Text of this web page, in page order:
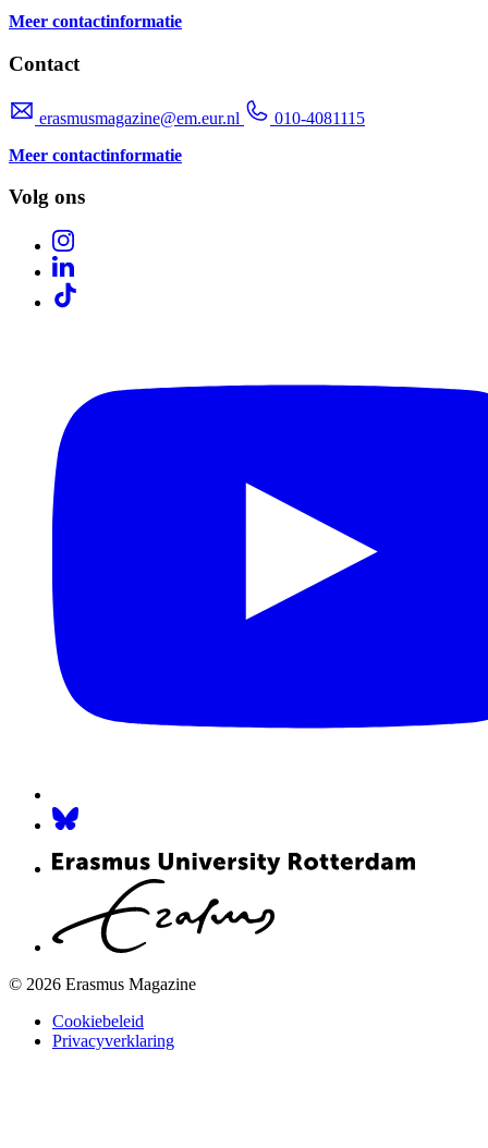
Meer contactinformatie
Contact
erasmusmagazine@em.eur.nl
010-4081115
Meer contactinformatie
Volg ons
© 2026 Erasmus Magazine
Cookiebeleid
Privacyverklaring